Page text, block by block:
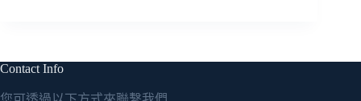
Contact Info